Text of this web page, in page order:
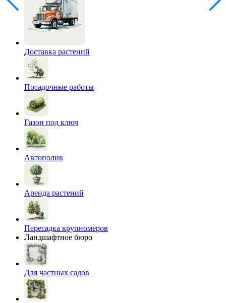
Доставка растений
Посадочные работы
Газон под ключ
Автополив
Аренда растений
Пересадка крупномеров
Ландшафтное бюро
Для частных садов